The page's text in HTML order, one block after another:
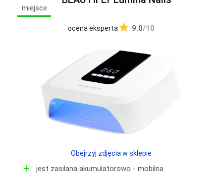
miejsce
ocena eksperta 9.0/10
+ jest zasilana akumulatorowo - mobilna
Obejrzyj zdjęcia w sklepie